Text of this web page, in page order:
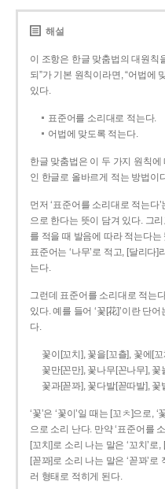
해설
이 조항은 한글 맞춤법의 대원칙
되”가 기본 원칙이라면, “어법에
있다.
표준어를 소리대로 적는다.
어법에 맞도록 적는다.
한글 맞춤법은 이 두 가지 원칙
인 한글로 올바르게 적는 방법이
먼저 ‘표준어를 소리대로 적는다
으로 한다는 뜻이 담겨 있다. 그
를 적을 때 발음에 따라 적는다
표준어는 ‘나무’로 적고, [달리다]
는다.
그런데 표준어를 소리대로 적는
있다. 예를 들어 ‘꽃[花]’이란 단
다.
꽃이[꼬치], 꽃을[꼬츨], 꽃에[꼬
꽃만[꼰만], 꽃나무[꼰나무], 꽃
꽃과[꼳꽈], 꽃다발[꼳따발], 꽃
‘꽃’은 ‘꽃이’일 때는 [꼬ㅊ]으로,
으로 소리 난다. 만약 ‘표준어를
[꼬치]로 소리 나는 말은 ‘꼬치’로
[꼳꽈]로 소리 나는 말은 ‘꼳꽈’로
러 형태로 적히게 된다.